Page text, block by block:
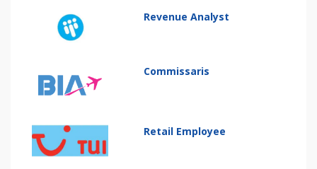
Revenue Analyst
Commissaris
Retail Employee